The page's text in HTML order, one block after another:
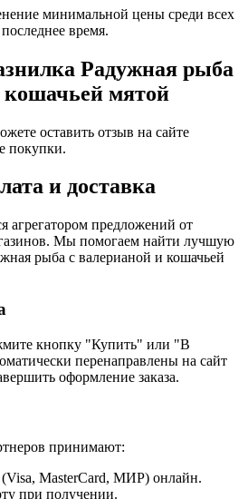
минимальной цены среди всех
время.
Радужная рыба
кошачьей мятой
оставить отзыв на сайте
покупки.
и доставка
агрегатором предложений от
Мы помогаем найти лучшую
рыба с валерианой и кошачьей
кнопку "Купить" или "В
перенаправлены на сайт
оформление заказа.
принимают:
(Visa, MasterCard, МИР) онлайн.
при получении.